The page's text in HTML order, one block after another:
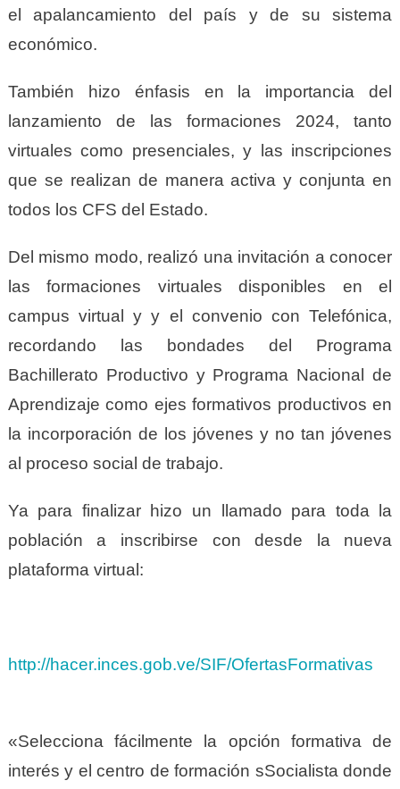
el apalancamiento del país y de su sistema
económico.
También hizo énfasis en la importancia del
lanzamiento de las formaciones 2024, tanto
virtuales como presenciales, y las inscripciones
que se realizan de manera activa y conjunta en
todos los CFS del Estado.
Del mismo modo, realizó una invitación a conocer
las formaciones virtuales disponibles en el
campus virtual y y el convenio con Telefónica,
recordando las bondades del Programa
Bachillerato Productivo y Programa Nacional de
Aprendizaje como ejes formativos productivos en
la incorporación de los jóvenes y no tan jóvenes
al proceso social de trabajo.
Ya para finalizar hizo un llamado para toda la
población a inscribirse con desde la nueva
plataforma virtual:
http://hacer.inces.gob.ve/SIF/OfertasFormativas
«Selecciona fácilmente la opción formativa de
interés y el centro de formación sSocialista donde